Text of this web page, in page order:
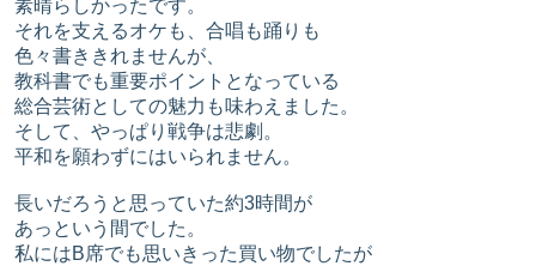
素晴らしかったです。
それを支えるオケも、合唱も踊りも
色々書ききれませんが、
教科書でも重要ポイントとなっている
総合芸術としての魅力も味わえました。
そして、やっぱり戦争は悲劇。
平和を願わずにはいられません。
長いだろうと思っていた約3時間が
あっという間でした。
私にはB席でも思いきった買い物でしたが